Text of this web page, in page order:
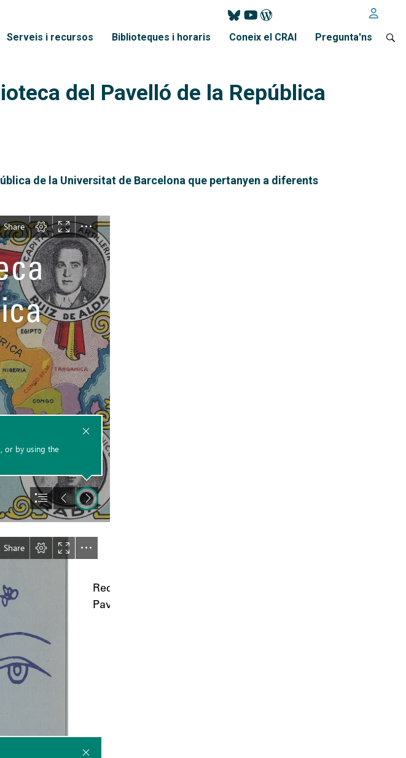
Menú principal
Serveis i recursos Biblioteques i horaris Coneix el CRAI Pregunta'ns
del Pavelló de la República
de la Universitat de Barcelona que pertanyen a diferents